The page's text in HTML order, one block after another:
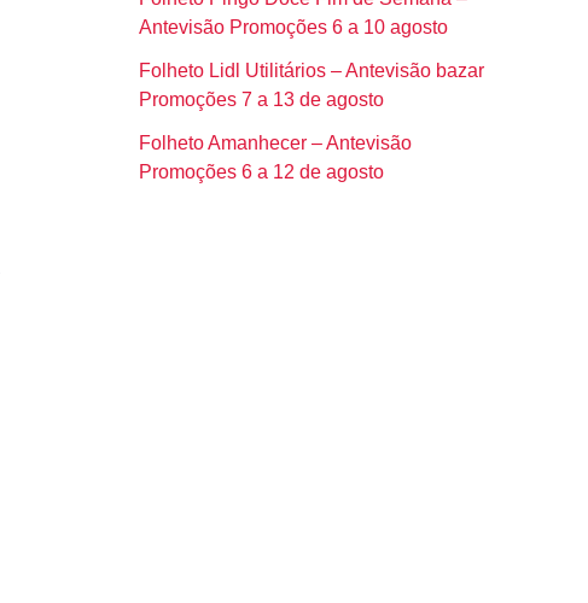
Antevisão Promoções 6 a 10 agosto
Folheto Lidl Utilitários – Antevisão bazar
Promoções 7 a 13 de agosto
Folheto Amanhecer – Antevisão
Promoções 6 a 12 de agosto